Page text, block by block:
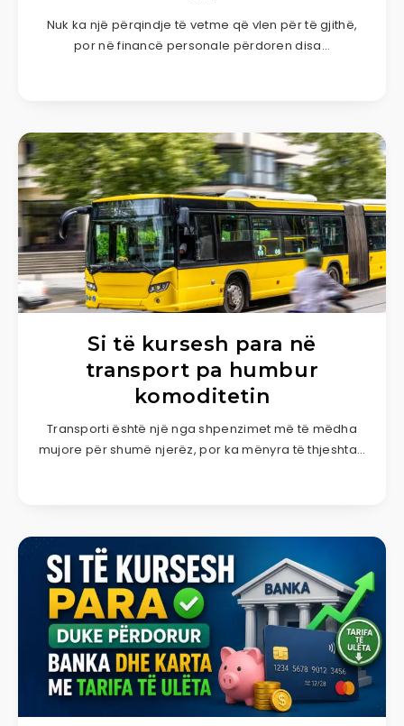
Nuk ka një përqindje të vetme që vlen për të gjithë,
por në financë personale përdoren disa…
Si të kursesh para në
transport pa humbur
komoditetin
Transporti është një nga shpenzimet më të mëdha
mujore për shumë njerëz, por ka mënyra të thjeshta…